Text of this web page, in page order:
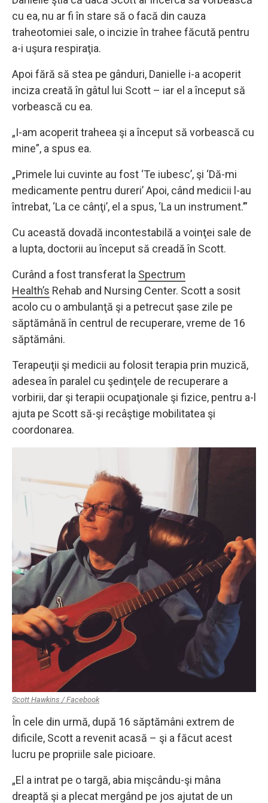
cu ea, nu ar fi în stare să o facă din cauza
traheotomiei sale, o incizie în trahee făcută pentru
a-i uşura respiraţia.
Apoi fără să stea pe gânduri, Danielle i-a acoperit
inciza creată în gâtul lui Scott – iar el a început să
vorbească cu ea.
„I-am acoperit traheea şi a început să vorbească cu
mine”, a spus ea.
„Primele lui cuvinte au fost ‘Te iubesc’, şi ‘Dă-mi
medicamente pentru dureri’ Apoi, când medicii l-au
întrebat, ‘La ce cânţi’, el a spus, ‘La un instrument.’”
Cu această dovadă incontestabilă a voinţei sale de
a lupta, doctorii au început să creadă în Scott.
Curând a fost transferat la Spectrum
Health’s Rehab and Nursing Center. Scott a sosit
acolo cu o ambulanţă şi a petrecut şase zile pe
săptămână în centrul de recuperare, vreme de 16
săptămâni.
Terapeuţii şi medicii au folosit terapia prin muzică,
adesea în paralel cu şedinţele de recuperare a
vorbirii, dar şi terapii ocupaţionale şi fizice, pentru a-l
ajuta pe Scott să-şi recâştige mobilitatea şi
coordonarea.
Scott Hawkins / Facebook
În cele din urmă, după 16 săptămâni extrem de
dificile, Scott a revenit acasă – şi a făcut acest
lucru pe propriile sale picioare.
„El a intrat pe o targă, abia mişcându-şi mâna
dreaptă şi a plecat mergând pe jos ajutat de un